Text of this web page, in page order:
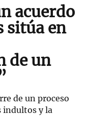
acuerdo
sitúa en
de un
de un proceso
indultos y la